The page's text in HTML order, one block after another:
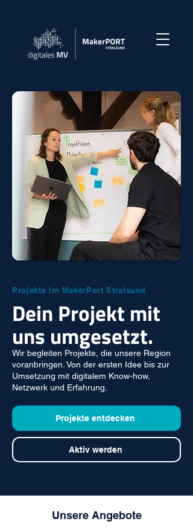
Projekte im MakerPort Stralsund
Dein Projekt mit
uns umgesetzt.
Wir begleiten Projekte, die unsere Region
voranbringen. Von der ersten Idee bis zur
Umsetzung mit digitalem Know-how,
Netzwerk und Erfahrung.
Projekte entdecken
Aktiv werden
Unsere Angebote